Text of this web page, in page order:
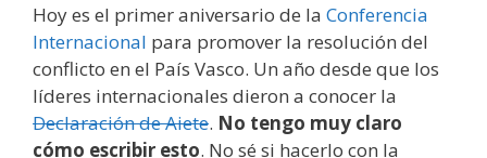
Hoy es el primer aniversario de la Conferencia
Internacional para promover la resolución del
conflicto en el País Vasco. Un año desde que los
líderes internacionales dieron a conocer la
Declaración de Aiete. No tengo muy claro
cómo escribir esto. No sé si hacerlo con la